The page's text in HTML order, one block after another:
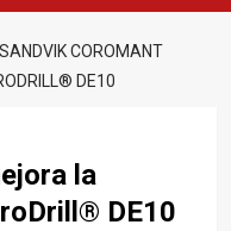
SANDVIK COROMANT
DE10
la
DE10